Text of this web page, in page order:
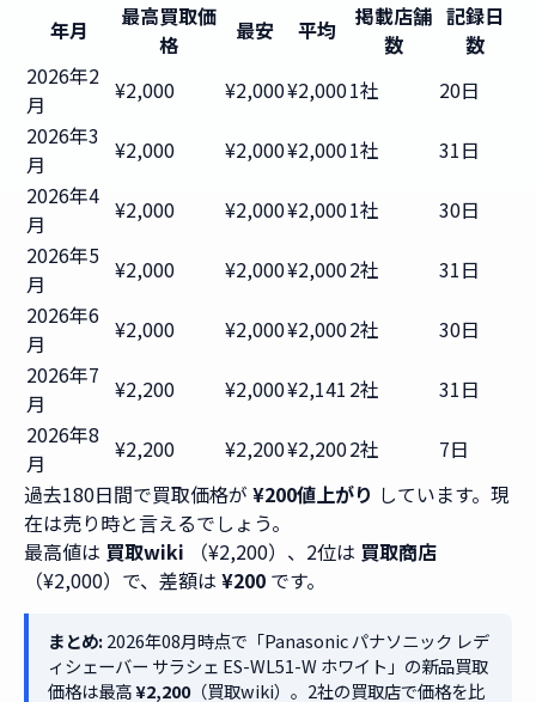
年月
最高買取価
格
最安 平均
掲載店舗
数
記録日
数
2026年2
月
¥2,000 ¥2,000¥2,0001社
20日
2026年3
月
¥2,000 ¥2,000¥2,0001社
31日
2026年4
月
¥2,000 ¥2,000¥2,0001社
30日
2026年5
月
¥2,000 ¥2,000¥2,0002社
31日
2026年6
月
¥2,000 ¥2,000¥2,0002社
30日
2026年7
月
¥2,200 ¥2,000¥2,141 2社
31日
2026年8
月
¥2,200 ¥2,200¥2,2002社
7日
過去180日間で買取価格が ¥200値上がり しています。現
在は売り時と言えるでしょう。
最高値は 買取wiki （¥2,200）、2位は 買取商店
（¥2,000）で、差額は ¥200 です。
まとめ:2026年08月時点で「Panasonic パナソニック レデ
ィシェーバー サラシェ ES-WL51-W ホワイト」の新品買取
価格は最高¥2,200（買取wiki）。2社の買取店で価格を比